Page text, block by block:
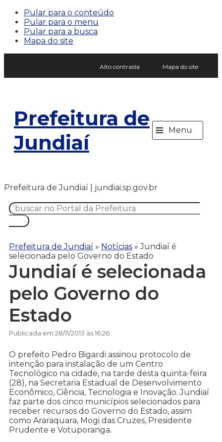
Pular para o conteúdo
Pular para o menu
Pular para a busca
Mapa do site
Alto contraste Mapa do site
Prefeitura de
Jundiaí
≡ Menu
Prefeitura de Jundiaí | jundiai.sp.gov.br
Prefeitura de Jundiaí » Notícias »Jundiaí é
selecionada pelo Governo do Estado
Jundiaí é selecionada
pelo Governo do
Estado
Publicada em 28/11/2013 às 16:26
O prefeito Pedro Bigardi assinou protocolo de
intenção para instalação de um Centro
Tecnológico na cidade, na tarde desta quinta-feira
(28), na Secretaria Estadual de Desenvolvimento
Econômico, Ciência, Tecnologia e Inovação. Jundiaí
faz parte dos cinco municípios selecionados para
receber recursos do Governo do Estado, assim
como Araraquara, Mogi das Cruzes, Presidente
Prudente e Votuporanga.